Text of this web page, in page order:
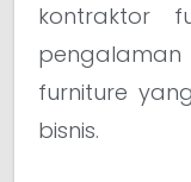
kontraktor
pengalaman
furniture
bisnis.